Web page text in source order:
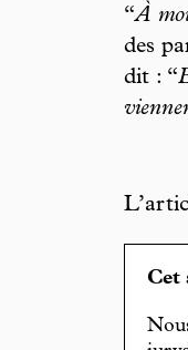
“À
des
dit : “
Cet